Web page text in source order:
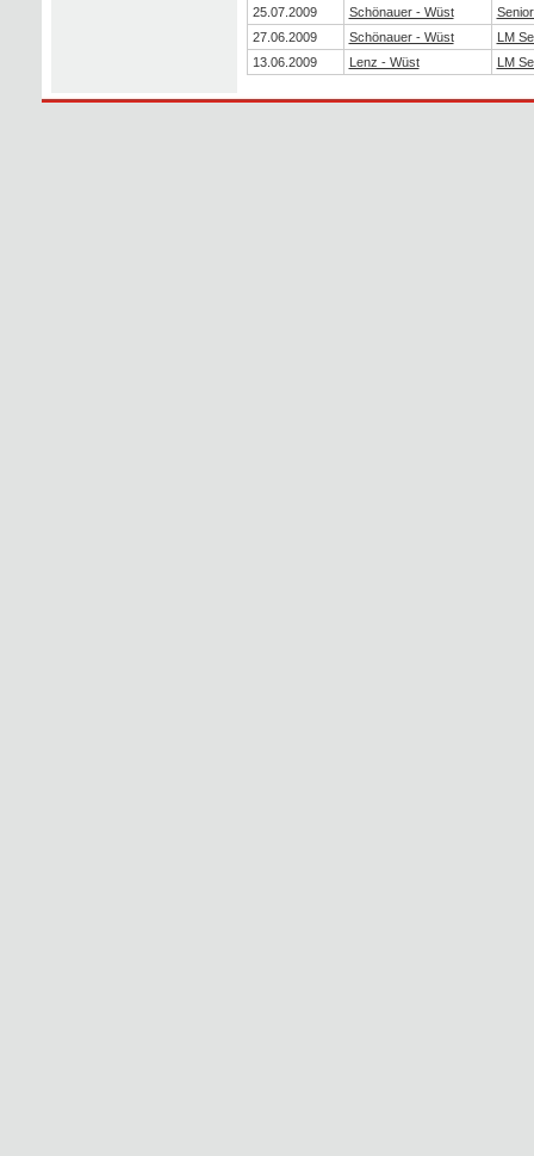
25.07.2009 Schönauer - Wüst
27.06.2009
Schönauer - Wüst
LM
13.06.2009
Lenz - Wüst LM